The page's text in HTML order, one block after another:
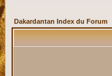
Dakardantan Index du Forum